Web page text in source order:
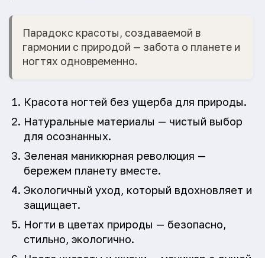
Парадокс красоты, создаваемой в
гармонии с природой — забота о планете и
ногтях одновременно.
Красота ногтей без ущерба для природы.
Натуральные материалы — чистый выбор
для осознанных.
Зеленая маникюрная революция —
бережем планету вместе.
Экологичный уход, который вдохновляет и
защищает.
Ногти в цветах природы — безопасно,
стильно, экологично.